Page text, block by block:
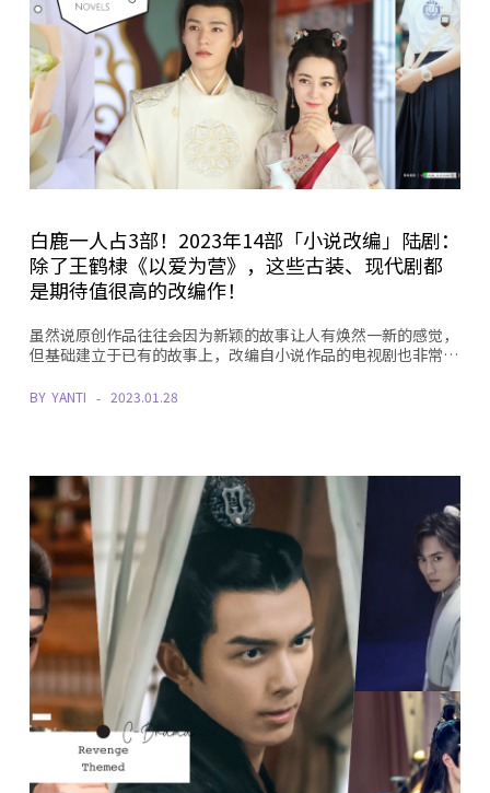
白鹿一人占3部！2023年14部「小说改编」陆剧：
除了王鹤棣《以爱为营》，这些古装、现代剧都
是期待值很高的改编作！
虽然说原创作品往往会因为新颖的故事让人有焕然一新的感觉，
但基础建立于已有的故事上，改编自小说作品的电视剧也非常…
BY YANTI 2023.01.28